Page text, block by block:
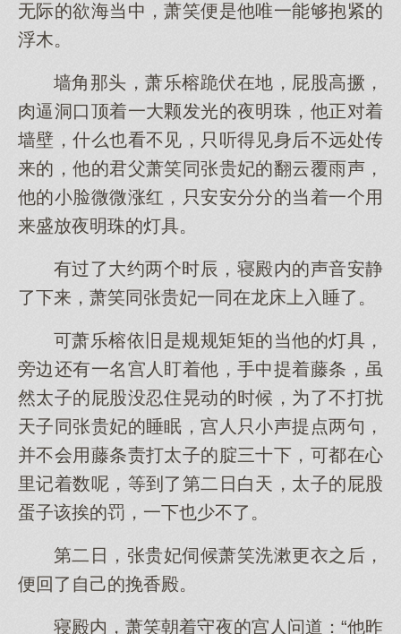
无际的欲海当中，萧笑便是他唯一能够抱紧的
浮木。
墙角那头，萧乐榕跪伏在地，屁股高撅，
肉逼洞口顶着一大颗发光的夜明珠，他正对着
墙壁，什么也看不见，只听得见身后不远处传
来的，他的君父萧笑同张贵妃的翻云覆雨声，
他的小脸微微涨红，只安安分分的当着一个用
来盛放夜明珠的灯具。
有过了大约两个时辰，寝殿内的声音安静
了下来，萧笑同张贵妃一同在龙床上入睡了。
可萧乐榕依旧是规规矩矩的当他的灯具，
旁边还有一名宫人盯着他，手中提着藤条，虽
然太子的屁股没忍住晃动的时候，为了不打扰
天子同张贵妃的睡眠，宫人只小声提点两句，
并不会用藤条责打太子的腚三十下，可都在心
里记着数呢，等到了第二日白天，太子的屁股
蛋子该挨的罚，一下也少不了。
第二日，张贵妃伺候萧笑洗漱更衣之后，
便回了自己的挽香殿。
寝殿内，萧笑朝着守夜的宫人问道：“他昨